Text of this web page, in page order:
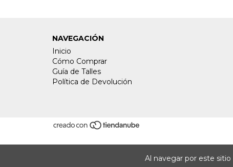
Al navegar por este sitio
NAVEGACIÓN
Inicio
Cómo Comprar
Guía de Talles
Política de Devolución